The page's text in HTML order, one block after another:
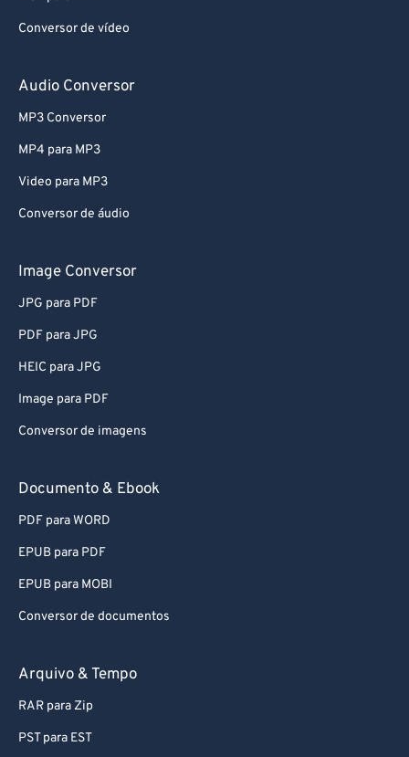
Conversor de vídeo
Audio Conversor
MP3 Conversor
MP4 para MP3
Video para MP3
Conversor de áudio
Image Conversor
JPG para PDF
PDF para JPG
HEIC para JPG
Image para PDF
Conversor de imagens
Documento & Ebook
PDF para WORD
EPUB para PDF
EPUB para MOBI
Conversor de documentos
Arquivo & Tempo
RAR para Zip
PST para EST